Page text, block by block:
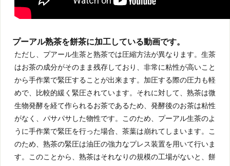
プーアル熟茶を餅茶に加工している動画です。
ただし、プアール生茶と熟茶では圧縮方法が異なります。生茶
はお茶の成分がそのまま残存しており、非常に粘性が高いこと
から手作業で緊圧することが出来ます。加圧する際の圧力も軽
めで、比較的緩く緊圧されています。それに対して、熟茶は微
生物発酵を経て作られるお茶であるため、発酵後のお茶は粘性
がなく、パサパサした物性です。このため、プーアル生茶のよ
うに手作業で緊圧を行った場合、茶葉は崩れてしまいます。こ
のため、熟茶の緊圧は油圧の強力なプレス装置を用いて行いま
す。このことから、熟茶はそれなりの規模の工場がないと、餅